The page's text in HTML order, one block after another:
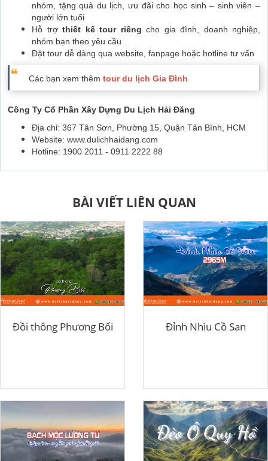
nhóm, tặng quà du lịch, ưu đãi cho học sinh – sinh viên –
người lớn tuổi
Hỗ trợ thiết kế tour riêng cho gia đình, doanh nghiệp,
nhóm bạn theo yêu cầu
Đặt tour dễ dàng qua website, fanpage hoặc hotline tư vấn
Các bạn xem thêm tour du lịch Gia Đình
Công Ty Cổ Phần Xây Dựng Du Lịch Hải Đăng
Địa chỉ: 367 Tân Sơn, Phường 15, Quận Tân Bình, HCM
Website: www.dulichhaidang.com
Hotline: 1900 2011 - 0911 2222 88
BÀI VIẾT LIÊN QUAN
Đồi thông Phương Bối Đỉnh Nhìu Cồ San